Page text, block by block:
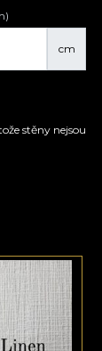
cm
stěny nejsou